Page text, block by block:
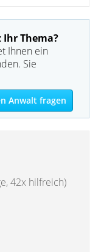
Thema?
Ihnen ein
Sie
Anwalt fragen
42x hilfreich)